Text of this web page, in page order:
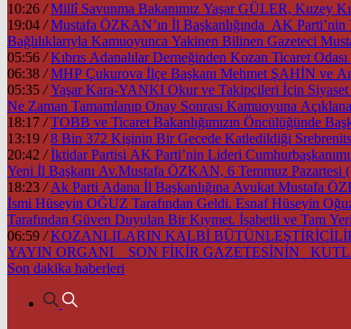
10:26 / Millî Savunma Bakanımız Yaşar GÜLER, Kuzey
19:04 / Mustafa ÖZKAN’ın İl Başkanlığında AK
Bağlılıklarıyla Kamuoyunca Yakinen Bilinen Gazeteci
05:56 / Kıbrıs Adanalılar Derneğinden Kozan Ticaret
06:38 / MHP Çukurova İlçe Başkanı Mehmet ŞAHİN ve
05:35 / Yaşar Kara-YANKI Okur ve Takipçileri İçin Siyaset
Ne Zaman Tamamlanıp Onay Sonrası Kamuoyuna
18:17 /
13:19 / 8 Bin 372 Kişinin Bir Gecede Katledildiği Srebrenitsa
20:42 / İktidar Partisi AK Parti’nin Lideri
Yeni İl Başkanı Av.Mustafa ÖZKAN, 6 Temmuz Pazartesi
18:23 / Ak Parti Adana İl Başkanlığına Avukat Mustafa
İsmi Hüseyin OĞUZ Tarafından Geldi. Esnaf Hüseyin
Tarafından Güven Duyulan Bir Kıymet. İsabetli ve Tam
06:59 / KOZANLILARIN KALBİ
YAYIN ORGANI SON FİKİR GAZETESİNİN
Son dakika haberleri